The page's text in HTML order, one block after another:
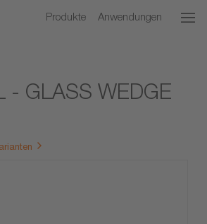
Produkte Anwendungen
- GLASS WEDGE